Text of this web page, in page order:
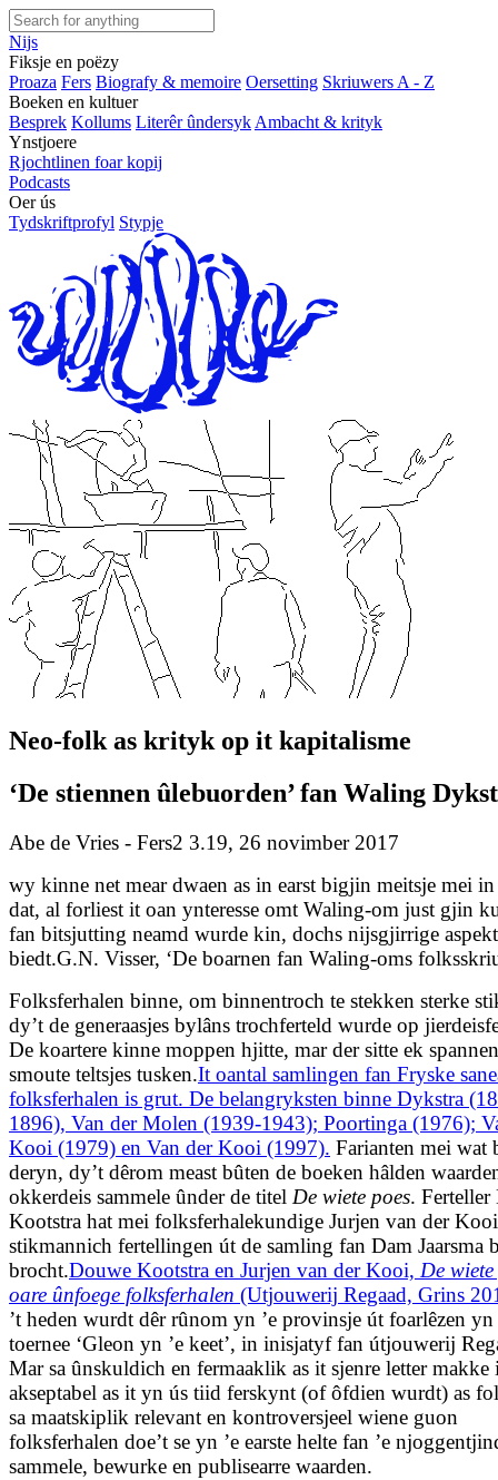
Nijs
Fiksje en poëzy
Proaza Fers Biografy & memoire Oersetting Skriuwers A - Z
Boeken en kultuer
Besprek Kollums Literêr ûndersyk Ambacht & krityk
Ynstjoere
Rjochtlinen foar kopij
Podcasts
Oer ús
Tydskriftprofyl Stypje
Neo-folk as krityk op it kapitalisme
‘De stiennen ûlebuorden’ fan Waling
Abe de Vries - Fers2 3.19, 26 novimber 2017
wy kinne net mear dwaen as in earst bigjin meitsje mei
dat, al forliest it oan ynteresse omt Waling-om just gjin
fan bitsjutting neamd wurde kin, dochs nijsgjirrige
biedt.G.N. Visser, ‘De boarnen fan Waling-oms
Folksferhalen binne, om binnentroch te stekken sterke
dy’t de generaasjes bylâns trochferteld wurde op
De koartere kinne moppen hjitte, mar der sitte ek
smoute teltsjes tusken.It oantal samlingen fan Fryske
folksferhalen is grut. De belangryksten binne Dykstra
1896), Van der Molen (1939-1943); Poortinga (1976);
Kooi (1979) en Van der Kooi (1997). Farianten mei wat
deryn, dy’t dêrom meast bûten de boeken hâlden
okkerdeis sammele ûnder de titel De wiete poes. Ferteller
Kootstra hat mei folksferhalekundige Jurjen van der
stikmannich fertellingen út de samling fan Dam Jaarsma
brocht.Douwe Kootstra en Jurjen van der Kooi, De
oare ûnfoege folksferhalen (Utjouwerij Regaad, Grins
’t heden wurdt dêr rûnom yn ’e provinsje út foarlêzen yn
toernee ‘Gleon yn ’e keet’, in inisjatyf fan útjouwerij
Mar sa ûnskuldich en fermaaklik as it sjenre letter makke
akseptabel as it yn ús tiid ferskynt (of ôfdien wurdt) as
sa maatskiplik relevant en kontroversjeel wiene guon
folksferhalen doe’t se yn ’e earste helte fan ’e
sammele, bewurke en publisearre waarden.